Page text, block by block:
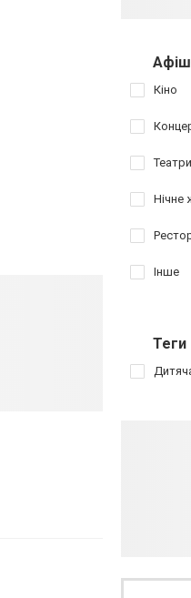
Кіно
Театри
Нічне
Інше
Теги